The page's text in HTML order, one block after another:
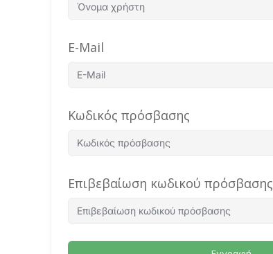
E-Mail
Κωδικός πρόσβασης
Επιβεβαίωση κωδικού πρόσβασης